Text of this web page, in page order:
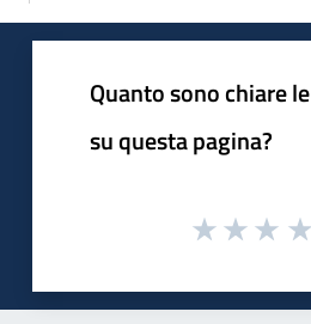
Quanto sono chiare
su questa pagina?